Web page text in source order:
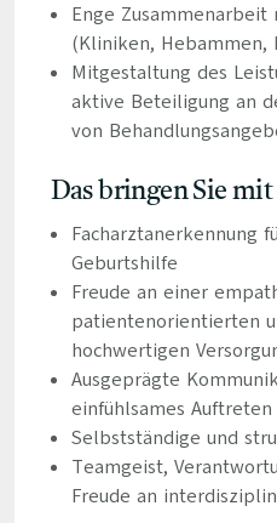
Enge
(Kliniken, Hebammen,
Mitgestaltung des
aktive Beteiligung an
von
Das bringen Sie mit
Facharztanerkennung
Geburtshilfe
Freude an einer
patientenorientierten
hochwertigen
Ausgeprägte
einfühlsames Auftreten
Selbstständige und
Teamgeist,
Freude an